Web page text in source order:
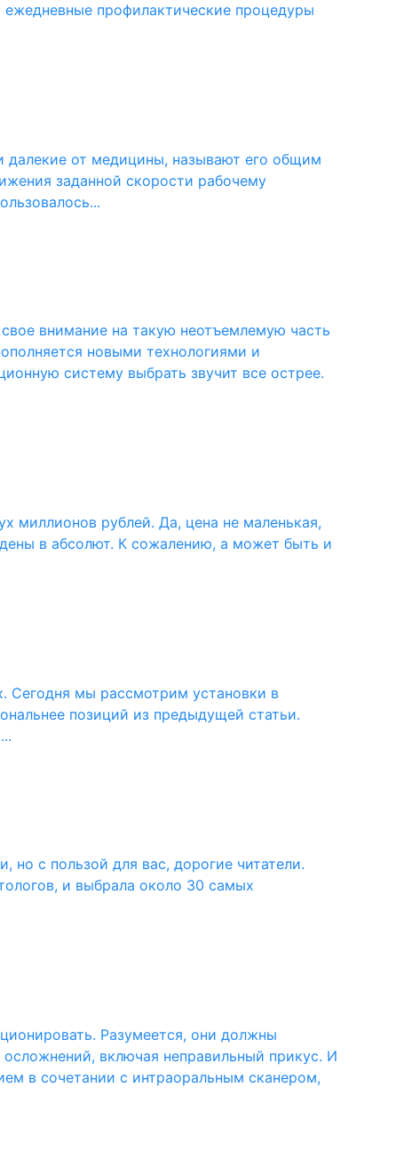
профилактические процедуры
далекие от медицины, называют его общим
заданной скорости рабочему
внимание на такую неотъемлемую часть
новыми технологиями и
систему выбрать звучит все острее.
миллионов рублей. Да, цена не маленькая,
в абсолют. К сожалению, а может быть и
Сегодня мы рассмотрим установки в
позиций из предыдущей статьи.
но с пользой для вас, дорогие читатели.
и выбрала около 30 самых
Разумеется, они должны
включая неправильный прикус. И
в сочетании с интраоральным сканером,